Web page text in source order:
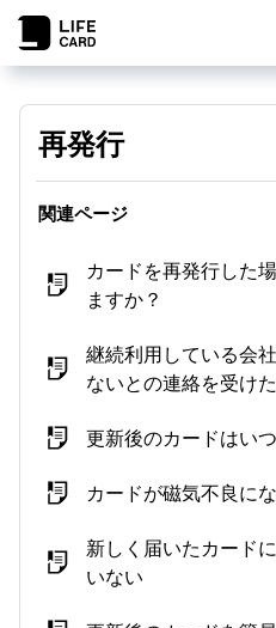
再発行
関連ページ
カードを再発行した
ますか？
継続利用している会
ないとの連絡を受けた
更新後のカードはい
カードが磁気不良に
新しく届いたカード
いない